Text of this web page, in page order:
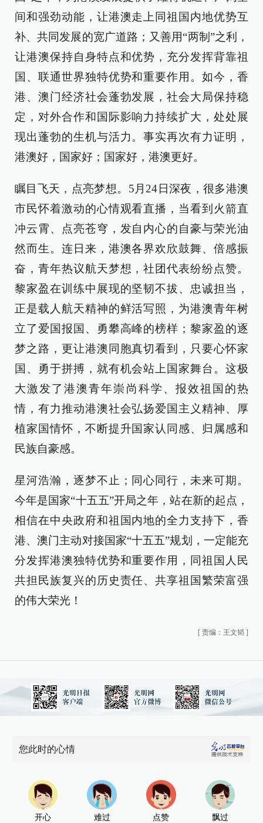
间和强劲动能，让港澳走上同祖国内地优势互
补、共同发展的宽广道路；又善用“两制”之利，
让港澳保持自身特点和优势，充分发挥背靠祖
国、联通世界独特优势和重要作用。如今，香
港、澳门经济社会蓬勃发展，社会大局保持稳
定，对外合作和国际影响力持续扩大，处处展
现出蓬勃的生机与活力。事实再次有力证明，
港澳好，国家好；国家好，港澳更好。
瞩目飞天，点亮梦想。5月24日深夜，很多港澳
市民怀着激动的心情观看直播，当看到火箭直
冲云霄、点亮苍穹，发自内心的自豪与荣光油
然而生。连日来，港澳各界欢欣鼓舞、倍感振
奋，青年热议航天梦想，社团代表纷纷点赞。
黎家盈在训练中展现的坚韧不拔、忠诚担当，
正是载人航天精神的鲜活写照，为港澳青年树
立了爱国报国、勇攀高峰的榜样；黎家盈的逐
梦之路，更让港澳同胞真切看到，只要心怀家
国、勇于拼搏，就有机会站上国家舞台。这极
大激发了港澳青年崇尚科学、报效祖国的热
情，有力推动港澳社会弘扬爱国主义精神、厚
植家国情怀，不断提升国家认同感、归属感和
民族自豪感。
星河浩瀚，逐梦不止；同心同行，未来可期。
今年是国家“十五五”开局之年，站在新的起点，
相信在中央政府和祖国内地的全力支持下，香
港、澳门主动对接国家“十五五”规划，一定能充
分发挥港澳独特优势和重要作用，同祖国人民
共担民族复兴的历史责任、共享祖国繁荣富强
的伟大荣光！
[ 责编：王文韬 ]
您此时的心情
开心 难过 点赞 飘过